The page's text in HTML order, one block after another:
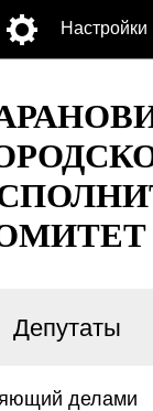
Настройки
Депутаты
делами